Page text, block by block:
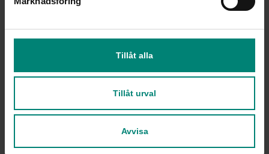
Tillåt alla
Tillåt urval
Avvisa